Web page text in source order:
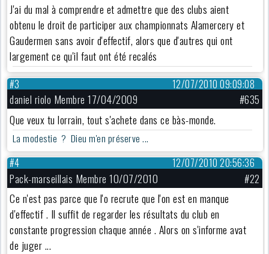
J'ai du mal à comprendre et admettre que des clubs aient
obtenu le droit de participer aux championnats Alamercery et
Gaudermen sans avoir d'effectif, alors que d'autres qui ont
largement ce qu'il faut ont été recalés
12/07/2010 09:09:08
#3
daniel riolo Membre 17/04/2009
#635
Que veux tu lorrain, tout s'achete dans ce bàs-monde.
La modestie ? Dieu m'en préserve ...
12/07/2010 20:56:36
#4
Pack-marseillais Membre 10/07/2010
#22
Ce n'est pas parce que l'o recrute que l'on est en manque
d'effectif . Il suffit de regarder les résultats du club en
constante progression chaque année . Alors on s'informe avat
de juger ...